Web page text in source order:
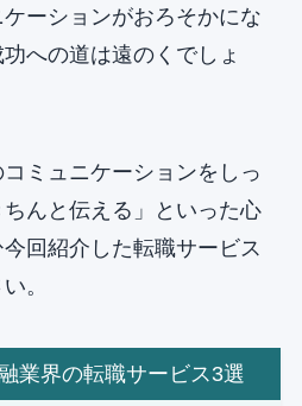
ーションがおろそかにな
への道は遠のくでしょ
コミュニケーションをしっ
んと伝える」といった心
回紹介した転職サービス
。
業界の転職サービス3選